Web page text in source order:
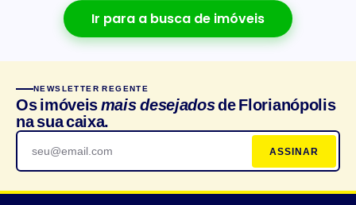
Ir para a busca de imóveis
NEWSLETTER REGENTE
Os imóveismais desejadosde Florianópolis
na sua caixa.
ASSINAR